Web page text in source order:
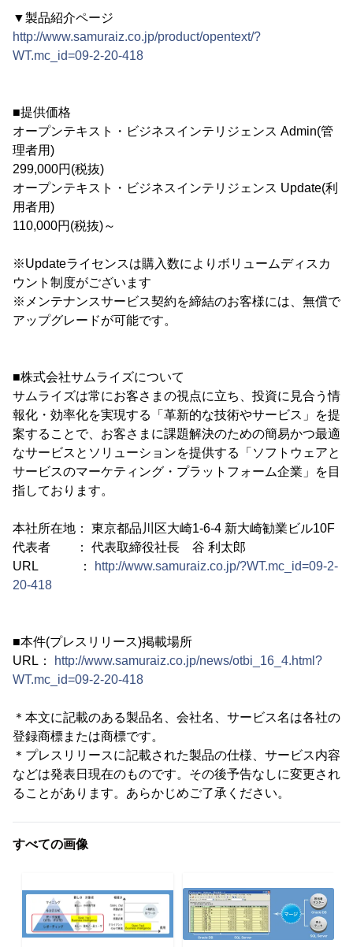
▼製品紹介ページ
http://www.samuraiz.co.jp/product/opentext/?
WT.mc_id=09-2-20-418
■提供価格
オープンテキスト・ビジネスインテリジェンス Admin(管
理者用)
299,000円(税抜)
オープンテキスト・ビジネスインテリジェンス Update(利
用者用)
110,000円(税抜)～
※Updateライセンスは購入数によりボリュームディスカ
ウント制度がございます
※メンテナンスサービス契約を締結のお客様には、無償で
アップグレードが可能です。
■株式会社サムライズについて
サムライズは常にお客さまの視点に立ち、投資に見合う情
報化・効率化を実現する「革新的な技術やサービス」を提
案することで、お客さまに課題解決のための簡易かつ最適
なサービスとソリューションを提供する「ソフトウェアと
サービスのマーケティング・プラットフォーム企業」を目
指しております。
本社所在地： 東京都品川区大崎1-6-4 新大崎勧業ビル10F
代表者 ： 代表取締役社長 谷 利太郎
URL ：
http://www.samuraiz.co.jp/?WT.mc_id=09-2-
20-418
■本件(プレスリリース)掲載場所
URL：
http://www.samuraiz.co.jp/news/otbi_16_4.html?
WT.mc_id=09-2-20-418
＊本文に記載のある製品名、会社名、サービス名は各社の
登録商標または商標です。
＊プレスリリースに記載された製品の仕様、サービス内容
などは発表日現在のものです。その後予告なしに変更され
ることがあります。あらかじめご了承ください。
すべての画像